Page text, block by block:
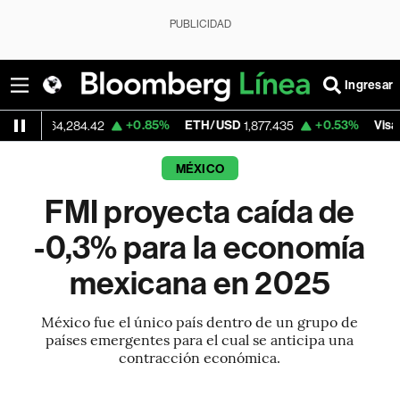
PUBLICIDAD
Ingresar
+0.85% ETH/USD 1,877.435 +0.53% Visa 370.01
MÉXICO
FMI proyecta caída de
-0,3% para la economía
mexicana en 2025
México fue el único país dentro de un grupo de
países emergentes para el cual se anticipa una
contracción económica.